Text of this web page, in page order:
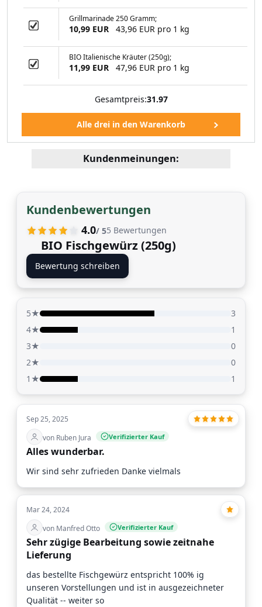
EUR
Grillmarinade 250 Gramm;
10,99 EUR 43,96 EUR pro 1 kg
BIO Italienische Kräuter (250g);
11,99 EUR 47,96 EUR pro 1 kg
Gesamtpreis:31.97
Kundenmeinungen:
Kundenbewertungen
4.0/ 55 Bewertungen
BIO Fischgewürz (250g)
Bewertung schreiben
5★
3
4★
1
3★
0
2★
0
1★
1
Sep 25, 2025
von Ruben Jura
Verifizierter Kauf
Alles wunderbar.
Wir sind sehr zufrieden Danke vielmals
Mar 24, 2024
von Manfred Otto
Verifizierter Kauf
Sehr zügige Bearbeitung sowie zeitnahe
Lieferung
das bestellte Fischgewürz entspricht 100% ig
unseren Vorstellungen und ist in ausgezeichneter
Qualität -- weiter so